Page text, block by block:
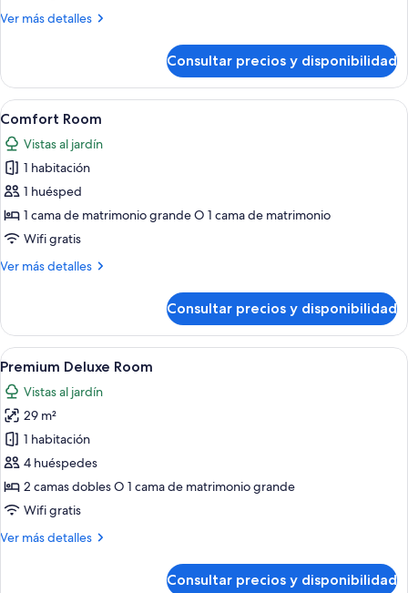
mar
Ver más detalles
Más
Premium,
frente
al
mar
Consultar precios y disponibilidad
Abrir
todas
las
fotos
de
Comfort
Room
Habitación de hotel con dos camas,
5
Comfort Room
Vistas al jardín
1 habitación
1 huésped
1 cama de matrimonio grande O 1 cama de matrimonio
Wifi gratis
Ver más detalles
Más
Room
Consultar precios y disponibilidad
Abrir
todas
las
fotos
de
Premium
Deluxe
Room
Una habitación de hotel moderna
6
Premium Deluxe Room
Vistas al jardín
29 m²
1 habitación
4 huéspedes
2 camas dobles O 1 cama de matrimonio grande
Wifi gratis
Ver más detalles
Más
Consultar precios y disponibilidad